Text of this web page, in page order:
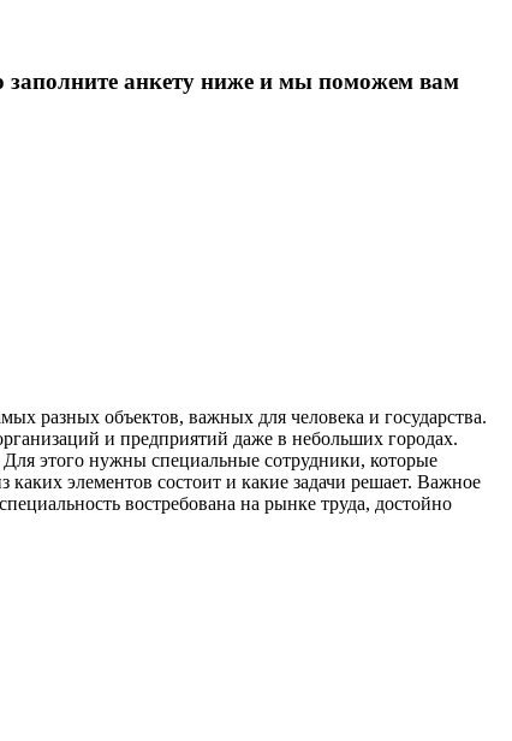
заполните анкету ниже и мы поможем вам
разных объектов, важных для человека и государства.
и предприятий даже в небольших городах.
этого нужны специальные сотрудники, которые
элементов состоит и какие задачи решает. Важное
востребована на рынке труда, достойно